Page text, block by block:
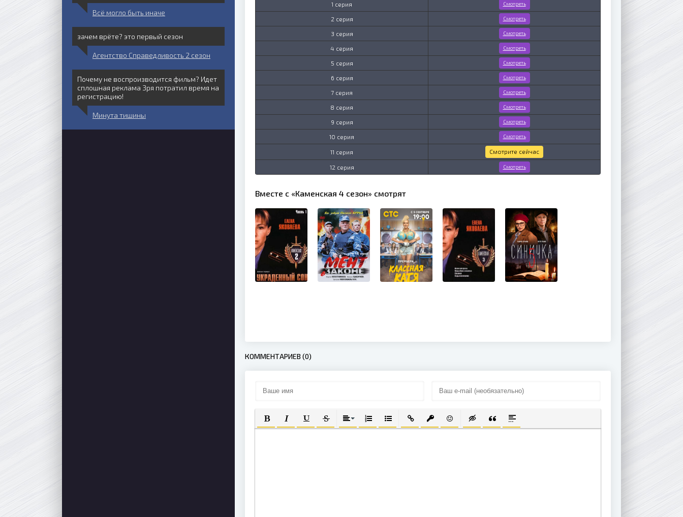
1 серия Смотреть
2 серия Смотреть
3 серия Смотреть
4 серия Смотреть
5 серия Смотреть
6 серия Смотреть
7 серия Смотреть
8 серия Смотреть
9 серия Смотреть
10 серия Смотреть
11 серия Смотрите сейчас
12 серия Смотреть
Вместе с «Каменская 4 сезон» смотрят
КОММЕНТАРИЕВ (0)
ПОЛУЖИРНЫЙ
КУРСИВПОДЧЕРКНУТЫЙ
ЗАЧЕРКНУТЫЙВЫРАВНИВАНИЕ
НУМЕРОВАННЫЙ СПИСОК
МАРКИРОВАННЫЙ СПИСОК
ВСТАВИТЬ ССЫЛКУ
ВСТАВИТЬ ЗАЩИЩЕННУЮ ССЫЛКУ
ВСТАВИТЬ СМАЙЛИК
ВСТАВКА СКРЫТОГО ТЕКСТА
ВСТАВКА ЦИТАТЫ
ВСТАВКА СПОЙЛЕРА
Всё могло быть иначе
зачем врёте? это первый сезон
Агентство Справедливость 2 сезон
Почему не воспроизводится фильм? Идет
сплошная реклама Зря потратил время на
регистрацию!
Минута тишины